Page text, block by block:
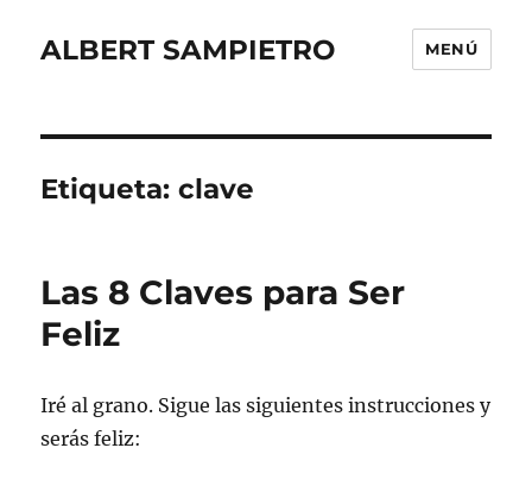
ALBERT SAMPIETRO MENÚ
Etiqueta:clave
Las 8 Claves para Ser
Feliz
Iré al grano. Sigue las siguientes instrucciones y
serás feliz: